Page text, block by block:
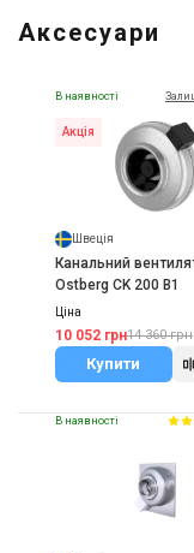
Аксесуари
В наявності
Акція
Швеція
Канальний
Ostberg CK 200 B1
Ціна
10 052 грн14 360 грн
Купити
В наявності